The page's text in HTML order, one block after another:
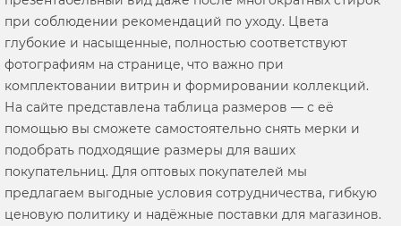
при соблюдении рекомендаций по уходу. Цвета
глубокие и насыщенные, полностью соответствуют
фотографиям на странице, что важно при
комплектовании витрин и формировании коллекций.
На сайте представлена таблица размеров — с её
помощью вы сможете самостоятельно снять мерки и
подобрать подходящие размеры для ваших
покупательниц. Для оптовых покупателей мы
предлагаем выгодные условия сотрудничества, гибкую
ценовую политику и надёжные поставки для магазинов.